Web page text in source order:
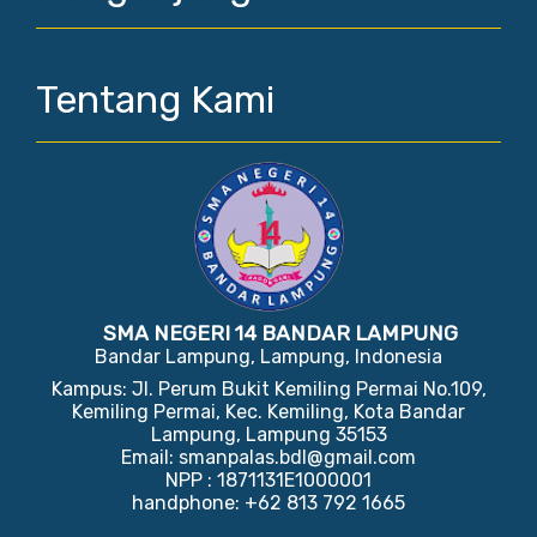
Tentang Kami
SMA NEGERI 14 BANDAR LAMPUNG
Bandar Lampung, Lampung, Indonesia
Kampus: Jl. Perum Bukit Kemiling Permai No.109,
Kemiling Permai, Kec. Kemiling, Kota Bandar
Lampung, Lampung 35153
Email: smanpalas.bdl@gmail.com
NPP : 1871131E1000001
handphone: +62 813 792 1665